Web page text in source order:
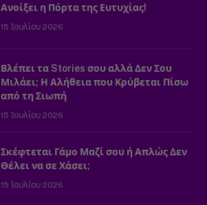
Ανοίξει η Πόρτα της Ευτυχίας!
15 Ιουλίου 2026
Βλέπει τα Stories σου αλλά Δεν Σου
Μιλάει; Η Αλήθεια που Κρύβεται Πίσω
από τη Σιωπή
15 Ιουλίου 2026
Σκέφτεται Γάμο Μαζί σου ή Απλώς Δεν
Θέλει να σε Χάσει;
15 Ιουλίου 2026